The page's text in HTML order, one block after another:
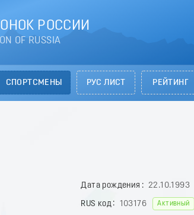
РОССИИ
OF RUSSIA
СПОРТСМЕНЫ РУС ЛИСТ РЕЙТИНГ
Дата рождения 22.10.1993
RUS код 103176 Активный